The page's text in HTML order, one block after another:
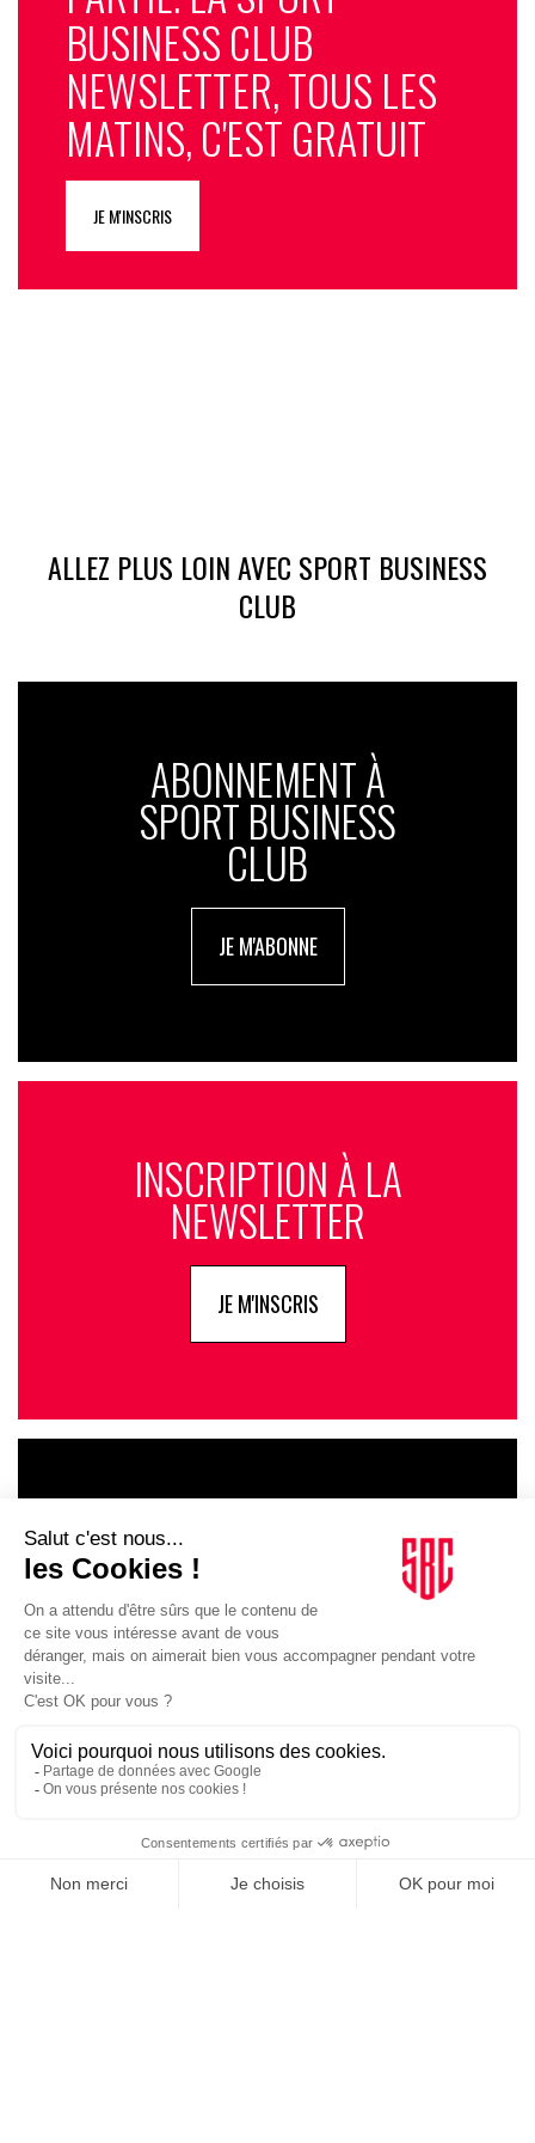
BUSINESS CLUB
NEWSLETTER, TOUS LES
MATINS, C'EST GRATUIT
JE M'INSCRIS
ALLEZ PLUS LOIN AVEC SPORT BUSINESS
CLUB
ABONNEMENT À
SPORT BUSINESS
CLUB
JE M'ABONNE
INSCRIPTION À LA
NEWSLETTER
JE M'INSCRIS
INFLUENCIA
JE DÉCOUVRE LE GROUPE
SUIVEZ-NOUS